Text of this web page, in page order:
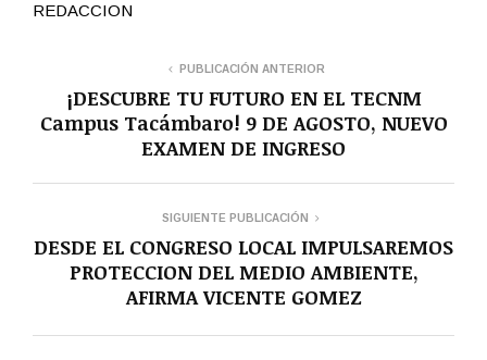
REDACCION
PUBLICACIÓN ANTERIOR
¡DESCUBRE TU FUTURO EN EL TECNM
Campus Tacámbaro! 9 DE AGOSTO, NUEVO
EXAMEN DE INGRESO
SIGUIENTE PUBLICACIÓN
DESDE EL CONGRESO LOCAL IMPULSAREMOS
PROTECCION DEL MEDIO AMBIENTE,
AFIRMA VICENTE GOMEZ